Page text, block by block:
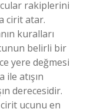
rakiplerini
cirit atar.
kuralları
belirli bir
yere değmesi
atışın
derecesidir.
ucunu en